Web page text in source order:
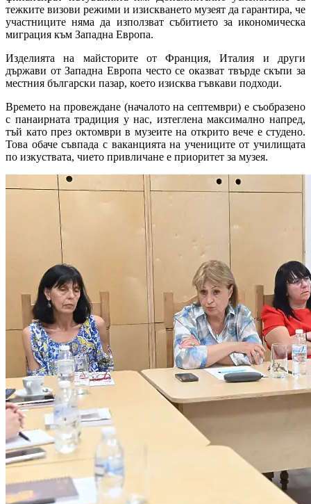
тежките визови режими и изискването музеят да гарантира, че
участниците няма да използват събитието за икономическа
миграция към Западна Европа.
Изделията на майсторите от Франция, Италия и други
държави от Западна Европа често се оказват твърде скъпи за
местния български пазар, което изисква гъвкави подходи.
Времето на провеждане (началото на септември) е съобразено
с панаирната традиция у нас, изтеглена максимално напред,
тъй като през октомври в музеите на открито вече е студено.
Това обаче съвпада с ваканцията на учениците от училищата
по изкуствата, чието привличане е приоритет за музея.